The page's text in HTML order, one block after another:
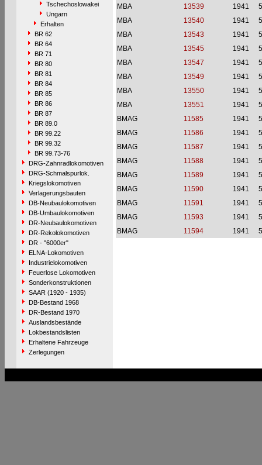
Tschechoslowakei
Ungarn
Erhalten
BR 62
BR 64
BR 71
BR 80
BR 81
BR 84
BR 85
BR 86
BR 87
BR 89.0
BR 99.22
BR 99.32
BR 99.73-76
DRG-Zahnradlokomotiven
DRG-Schmalspurlok.
Kriegslokomotiven
Verlagerungsbauten
DB-Neubaulokomotiven
DB-Umbaulokomotiven
DR-Neubaulokomotiven
DR-Rekolokomotiven
DR - "6000er"
ELNA-Lokomotiven
Industrielokomotiven
Feuerlose Lokomotiven
Sonderkonstruktionen
SAAR (1920 - 1935)
DB-Bestand 1968
DR-Bestand 1970
Auslandsbestände
Lokbestandslisten
Erhaltene Fahrzeuge
Zerlegungen
MBA
13539 1941
MBA
13540 1941
MBA
13543 1941
MBA
13545 1941
MBA
13547 1941
MBA
13549 1941
MBA
13550 1941
MBA
13551 1941
BMAG
11585 1941
BMAG
11586 1941
BMAG
11587 1941
BMAG
11588 1941
BMAG
11589 1941
BMAG
11590 1941
BMAG
11591 1941
BMAG
11593 1941
BMAG
11594 1941